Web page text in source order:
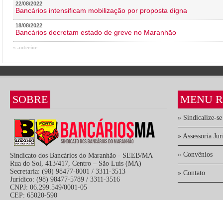
22/08/2022
Bancários intensificam mobilização por proposta digna
18/08/2022
Bancários decretam estado de greve no Maranhão
« anterior
SOBRE
Sindicato dos Bancários do Maranhão - SEEB/MA
Rua do Sol, 413/417, Centro – São Luís (MA)
Secretaria: (98) 98477-8001 / 3311-3513
Jurídico: (98) 98477-5789 / 3311-3516
CNPJ: 06.299.549/0001-05
CEP: 65020-590
MENU
» Sindicalize-se
» Assessoria
» Convênios
» Contato